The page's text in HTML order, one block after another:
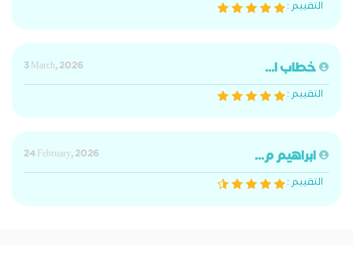
التقييم :
خطاب ا...
3 March, 2026
التقييم :
ابراهيم م...
24 February, 2026
التقييم :